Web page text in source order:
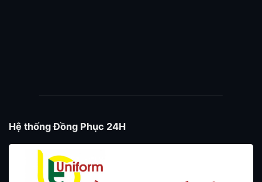
Hệ thống Đồng Phục 24H